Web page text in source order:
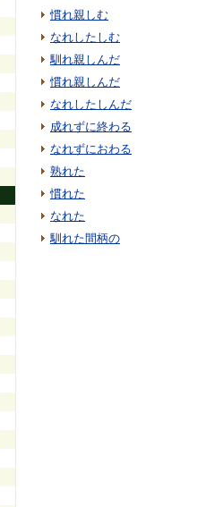
慣れ親しむ
なれしたしむ
馴れ親しんだ
慣れ親しんだ
なれしたしんだ
成れずに終わる
なれずにおわる
熟れた
慣れた
なれた
馴れた間柄の